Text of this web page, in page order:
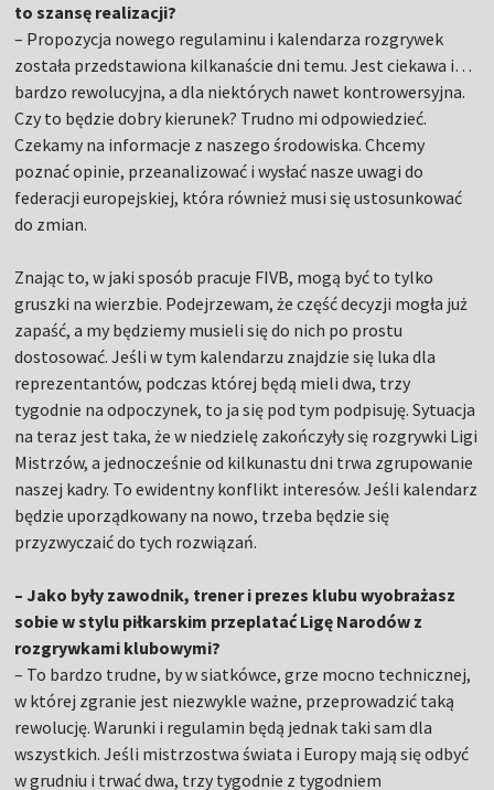
to szansę realizacji?
– Propozycja nowego regulaminu i kalendarza rozgrywek
została przedstawiona kilkanaście dni temu. Jest ciekawa i…
bardzo rewolucyjna, a dla niektórych nawet kontrowersyjna.
Czy to będzie dobry kierunek? Trudno mi odpowiedzieć.
Czekamy na informacje z naszego środowiska. Chcemy
poznać opinie, przeanalizować i wysłać nasze uwagi do
federacji europejskiej, która również musi się ustosunkować
do zmian.
Znając to, w jaki sposób pracuje FIVB, mogą być to tylko
gruszki na wierzbie. Podejrzewam, że część decyzji mogła już
zapaść, a my będziemy musieli się do nich po prostu
dostosować. Jeśli w tym kalendarzu znajdzie się luka dla
reprezentantów, podczas której będą mieli dwa, trzy
tygodnie na odpoczynek, to ja się pod tym podpisuję. Sytuacja
na teraz jest taka, że w niedzielę zakończyły się rozgrywki Ligi
Mistrzów, a jednocześnie od kilkunastu dni trwa zgrupowanie
naszej kadry. To ewidentny konflikt interesów. Jeśli kalendarz
będzie uporządkowany na nowo, trzeba będzie się
przyzwyczaić do tych rozwiązań.
– Jako były zawodnik, trener i prezes klubu wyobrażasz
sobie w stylu piłkarskim przeplatać Ligę Narodów z
rozgrywkami klubowymi?
– To bardzo trudne, by w siatkówce, grze mocno technicznej,
w której zgranie jest niezwykle ważne, przeprowadzić taką
rewolucję. Warunki i regulamin będą jednak taki sam dla
wszystkich. Jeśli mistrzostwa świata i Europy mają się odbyć
w grudniu i trwać dwa, trzy tygodnie z tygodniem